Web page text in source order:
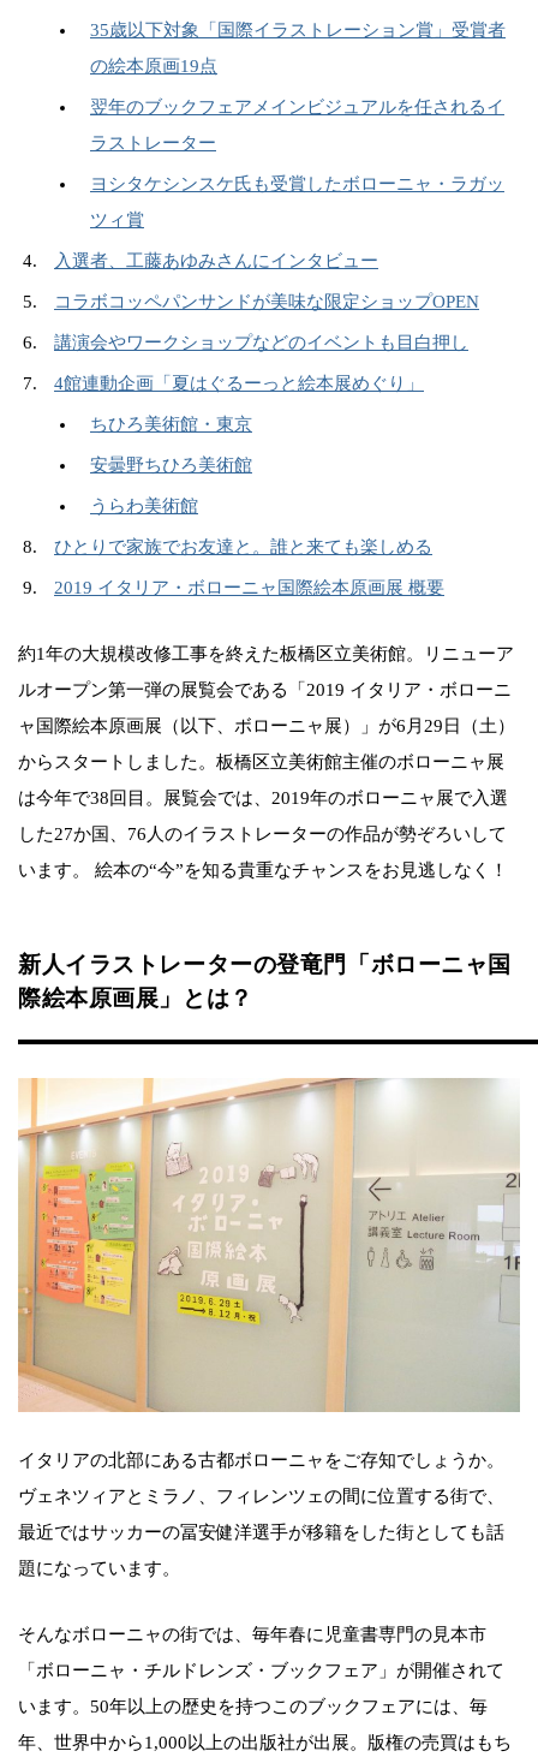
35歳以下対象「国際イラストレーション賞」受賞者
の絵本原画19点
翌年のブックフェアメインビジュアルを任されるイ
ラストレーター
ヨシタケシンスケ氏も受賞したボローニャ・ラガッ
ツィ賞
入選者、工藤あゆみさんにインタビュー
コラボコッペパンサンドが美味な限定ショップOPEN
講演会やワークショップなどのイベントも目白押し
4館連動企画「夏はぐるーっと絵本展めぐり」
ちひろ美術館・東京
安曇野ちひろ美術館
うらわ美術館
ひとりで家族でお友達と。誰と来ても楽しめる
2019 イタリア・ボローニャ国際絵本原画展 概要
約1年の大規模改修工事を終えた板橋区立美術館。リニューア
ルオープン第一弾の展覧会である「2019 イタリア・ボローニ
ャ国際絵本原画展（以下、ボローニャ展）」が6月29日（土）
からスタートしました。板橋区立美術館主催のボローニャ展
は今年で38回目。展覧会では、2019年のボローニャ展で入選
した27か国、76人のイラストレーターの作品が勢ぞろいして
います。 絵本の“今”を知る貴重なチャンスをお見逃しなく！
新人イラストレーターの登竜門「ボローニャ国
際絵本原画展」とは？
イタリアの北部にある古都ボローニャをご存知でしょうか。
ヴェネツィアとミラノ、フィレンツェの間に位置する街で、
最近ではサッカーの冨安健洋選手が移籍をした街としても話
題になっています。
そんなボローニャの街では、毎年春に児童書専門の見本市
「ボローニャ・チルドレンズ・ブックフェア」が開催されて
います。50年以上の歴史を持つこのブックフェアには、毎
年、世界中から1,000以上の出版社が出展。版権の売買はもち